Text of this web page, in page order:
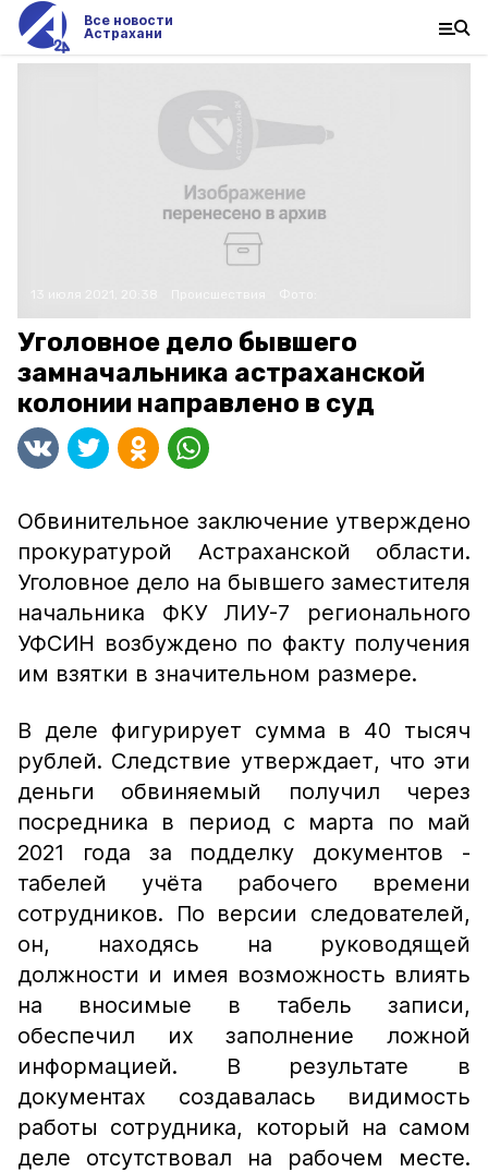
Все новости
Астрахани
Уголовное дело бывшего
замначальника астраханской
колонии направлено в суд
Обвинительное заключение утверждено
прокуратурой Астраханской области.
Уголовное дело на бывшего заместителя
начальника ФКУ ЛИУ-7 регионального
УФСИН возбуждено по факту получения
им взятки в значительном размере.
В деле фигурирует сумма в 40 тысяч
рублей. Следствие утверждает, что эти
деньги обвиняемый получил через
посредника в период с марта по май
2021 года за подделку документов -
табелей учёта рабочего времени
сотрудников. По версии следователей,
он, находясь на руководящей
должности и имея возможность влиять
на вносимые в табель записи,
обеспечил их заполнение ложной
информацией. В результате в
документах создавалась видимость
работы сотрудника, который на самом
деле отсутствовал на рабочем месте.